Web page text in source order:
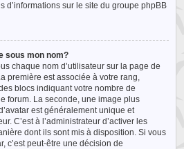
d’informations sur le site du groupe phpBB
sous mon nom?
chaque nom d’utilisateur sur la page de
première est associée à votre rang,
blocs indiquant votre nombre de
forum. La seconde, une image plus
est généralement unique et
C’est à l’administrateur d’activer les
dont ils sont mis à disposition. Si vous
c’est peut-être une décision de